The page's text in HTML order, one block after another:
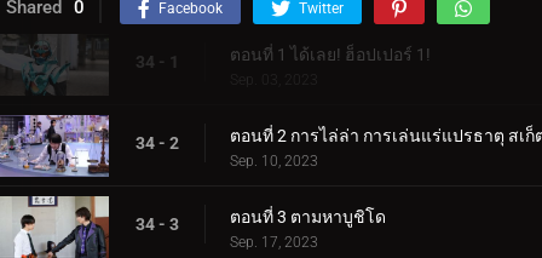
Shared 0 Facebook Twitter
34 - 1 ตอนที่ 1 ได้เลย! ฮ็อปเปอร์ 1!
Sep. 03, 2023
34 - 2 ตอนที่ 2 การไล่ล่า การเล่นแร่แปรธาตุ สเก็
Sep. 10, 2023
34 - 3 ตอนที่ 3 ตามหาบูชิโด
Sep. 17, 2023